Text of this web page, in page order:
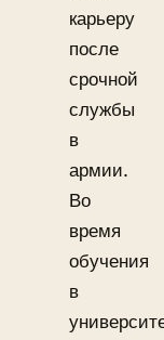
карьеру
после
срочной
службы
в
армии.
Во
время
обучения
в